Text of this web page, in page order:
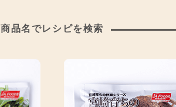
商品名でレシピを検索